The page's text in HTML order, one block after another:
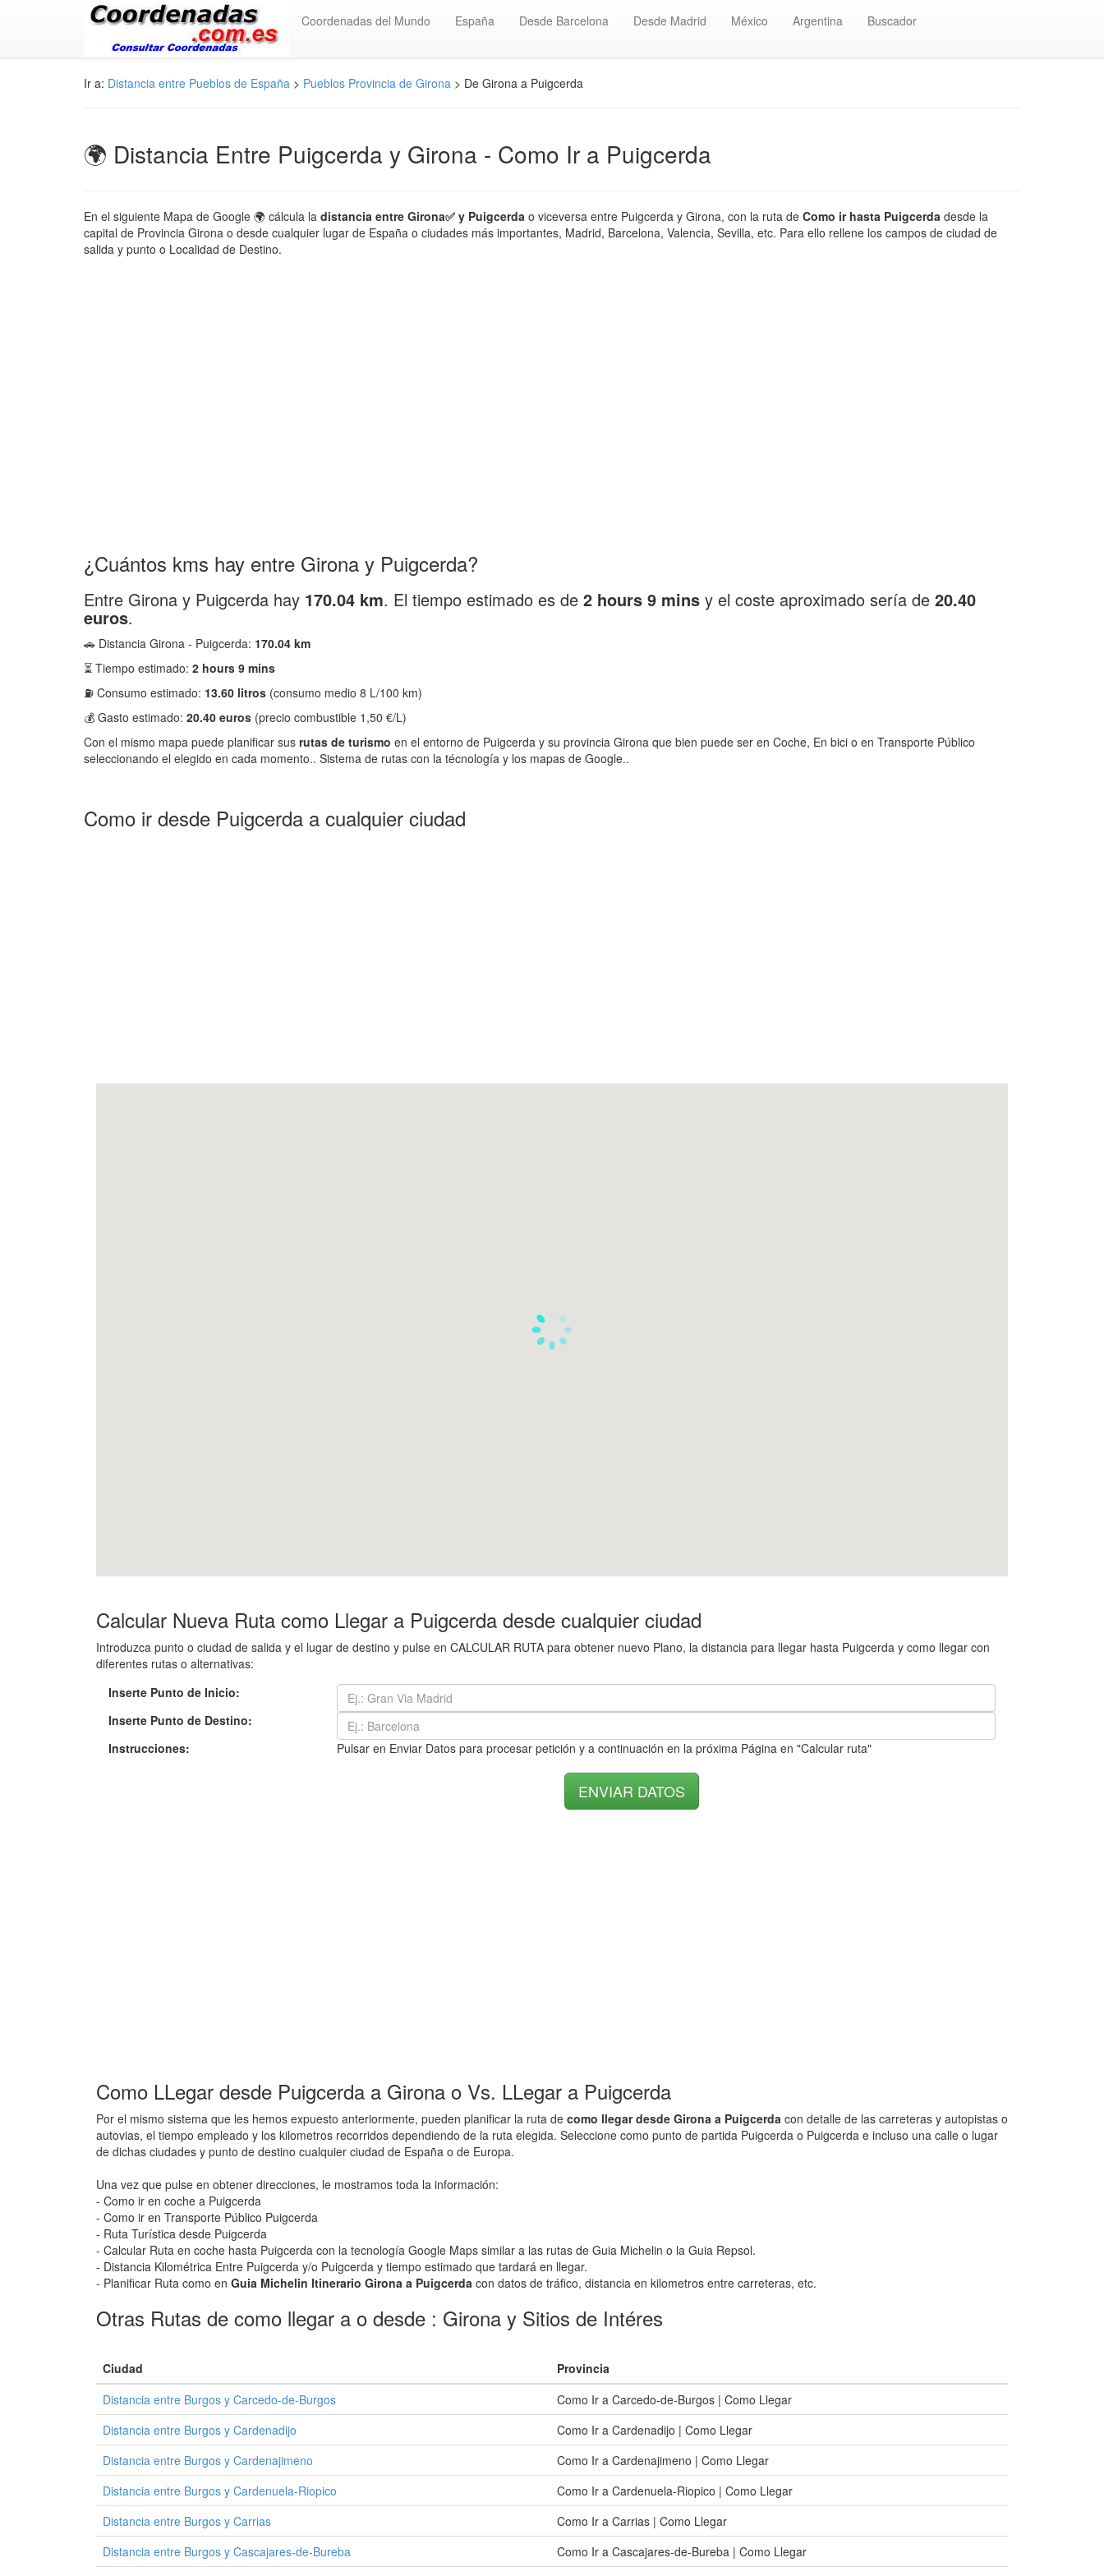
Coordenadas del Mundo España Desde Barcelona Desde Madrid México Argentina Buscador
Ir a: Distancia entre Pueblos de España > Pueblos Provincia de Girona > De Girona a Puigcerda
🌍 Distancia Entre Puigcerda y Girona - Como Ir a Puigcerda
En el siguiente Mapa de Google 🌍 cálcula la distancia entre Girona✅ y Puigcerda o viceversa entre Puigcerda y Girona, con la ruta de Como ir hasta Puigcerda desde la
capital de Provincia Girona o desde cualquier lugar de España o ciudades más importantes, Madrid, Barcelona, Valencia, Sevilla, etc. Para ello rellene los campos de ciudad de
salida y punto o Localidad de Destino.
¿Cuántos kms hay entre Girona y Puigcerda?
Entre Girona y Puigcerda hay 170.04 km. El tiempo estimado es de 2 hours 9 mins y el coste aproximado sería de 20.40
euros.
🚗 Distancia Girona - Puigcerda: 170.04 km
⏳ Tiempo estimado: 2 hours 9 mins
⛽ Consumo estimado: 13.60 litros (consumo medio 8 L/100 km)
💰 Gasto estimado: 20.40 euros (precio combustible 1,50 €/L)
Con el mismo mapa puede planificar sus rutas de turismo en el entorno de Puigcerda y su provincia Girona que bien puede ser en Coche, En bici o en Transporte Público
seleccionando el elegido en cada momento.. Sistema de rutas con la técnología y los mapas de Google..
Como ir desde Puigcerda a cualquier ciudad
Calcular Nueva Ruta como Llegar a Puigcerda desde cualquier ciudad
Introduzca punto o ciudad de salida y el lugar de destino y pulse en CALCULAR RUTA para obtener nuevo Plano, la distancia para llegar hasta Puigcerda y como llegar con
diferentes rutas o alternativas:
Inserte Punto de Inicio:
Inserte Punto de Destino:
Instrucciones:
Pulsar en Enviar Datos para procesar petición y a continuación en la próxima Página en "Calcular ruta"
Como LLegar desde Puigcerda a Girona o Vs. LLegar a Puigcerda
Por el mismo sistema que les hemos expuesto anteriormente, pueden planificar la ruta de como llegar desde Girona a Puigcerda con detalle de las carreteras y autopistas o
autovias, el tiempo empleado y los kilometros recorridos dependiendo de la ruta elegida. Seleccione como punto de partida Puigcerda o Puigcerda e incluso una calle o lugar
de dichas ciudades y punto de destino cualquier ciudad de España o de Europa.
Una vez que pulse en obtener direcciones, le mostramos toda la información:
- Como ir en coche a Puigcerda
- Como ir en Transporte Público Puigcerda
- Ruta Turística desde Puigcerda
- Calcular Ruta en coche hasta Puigcerda con la tecnología Google Maps similar a las rutas de Guia Michelin o la Guia Repsol.
- Distancia Kilométrica Entre Puigcerda y/o Puigcerda y tiempo estimado que tardará en llegar.
- Planificar Ruta como en Guia Michelin Itinerario Girona a Puigcerda con datos de tráfico, distancia en kilometros entre carreteras, etc.
Otras Rutas de como llegar a o desde : Girona y Sitios de Intéres
Ciudad
Provincia
Distancia entre Burgos y Carcedo-de-Burgos
Como Ir a Carcedo-de-Burgos | Como Llegar
Distancia entre Burgos y Cardenadijo
Como Ir a Cardenadijo | Como Llegar
Distancia entre Burgos y Cardenajimeno
Como Ir a Cardenajimeno | Como Llegar
Distancia entre Burgos y Cardenuela-Riopico
Como Ir a Cardenuela-Riopico | Como Llegar
Distancia entre Burgos y Carrias
Como Ir a Carrias | Como Llegar
Distancia entre Burgos y Cascajares-de-Bureba
Como Ir a Cascajares-de-Bureba | Como Llegar